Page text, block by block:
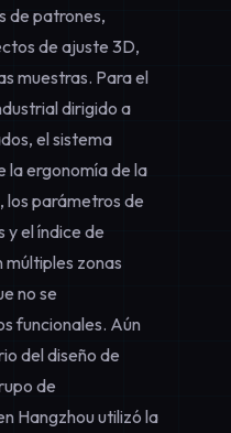
de patrones,
de ajuste 3D,
muestras. Para el
dirigido a
el sistema
ergonomía de la
los parámetros de
y el índice de
zonas
no se
funcionales. Aún
deldiseño de
de
Hangzhou utilizó la